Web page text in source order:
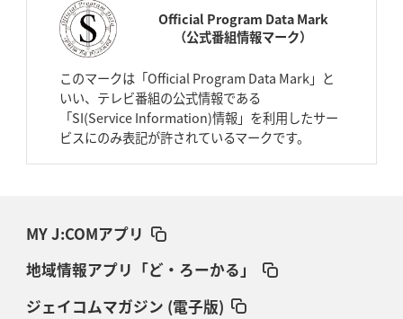
Official Program Data Mark
（公式番組情報マーク）
このマークは「Official Program Data Mark」と
いい、テレビ番組の公式情報である
「SI(Service Information)情報」を利用したサー
ビスにのみ表記が許されているマークです。
MY J:COMアプリ
地域情報アプリ「ど・ろーかる」
ジェイコムマガジン (電子版)